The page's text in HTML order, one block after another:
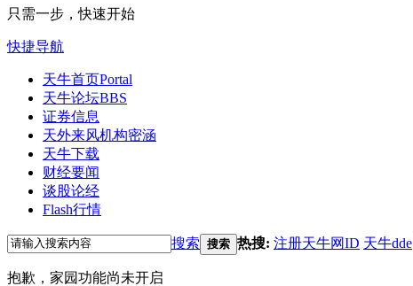
只需一步，快速开始
快捷导航
天牛首页Portal
天牛论坛BBS
证券信息
天外来风机构密涵
天牛下载
财经要闻
谈股论经
Flash行情
搜索 搜索 热搜: 注册天牛网ID 天牛dde
抱歉，家园功能尚未开启